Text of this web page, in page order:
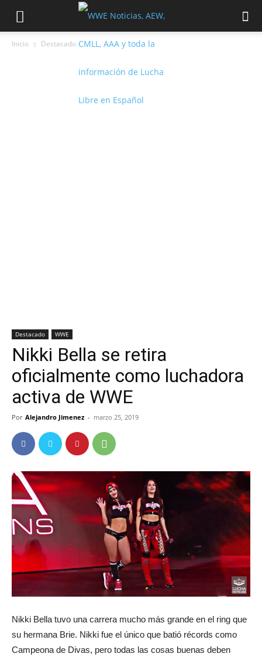
Inicio Destacado
Destacado WWE
Nikki Bella se retira
oficialmente como luchadora
activa de WWE
Por Alejandro Jimenez - marzo 25, 2019
Nikki Bella tuvo una carrera mucho más grande en el ring que
su hermana Brie. Nikki fue el único que batió récords como
Campeona de Divas, pero todas las cosas buenas deben